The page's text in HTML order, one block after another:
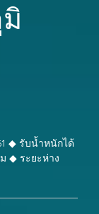
◆ รับน้ำหนักได้
◆ ระยะห่าง